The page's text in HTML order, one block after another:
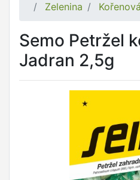
Zelenina
Kořenová
Semo Petržel
Jadran 2,5g